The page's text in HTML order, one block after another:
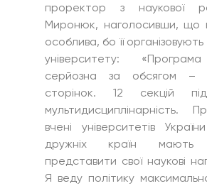
проректор з наукової
Миронюк, наголосивши, що
особлива, бо її організовують
університету:
серйозна за обсягом –
сторінок. 12 секцій
мультидисциплінарність.
вчені університетів
дружніх країн мають
представити свої наукові
Я веду політику